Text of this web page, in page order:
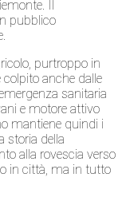
Il
pubblico
purtroppo in
anche dalle
sanitaria
e motore attivo
mantiene quindi i
storia della
alla rovescia verso
in città, ma in tutto